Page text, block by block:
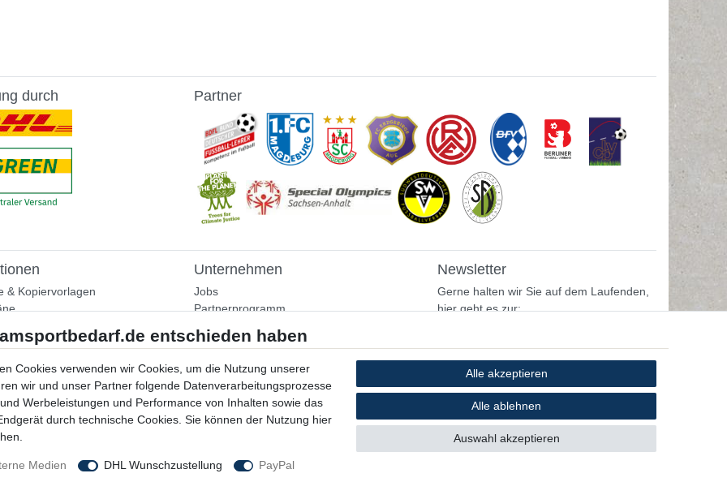
durch Partner
& Kopiervorlagen
Unternehmen
Jobs
Partnerprogramm
Bestellung widerrufen
Datenschutzerklärung
AGB
Impressum
Newsletter
Gerne halten wir Sie auf dem Laufenden,
hier geht es zur:
Cookies verwenden wir Cookies, um die Nutzung unserer
wir und unser Partner folgende Datenverarbeitungsprozesse
Werbeleistungen und Performance von Inhalten sowie das
durch technische Cookies. Sie können der Nutzung hier
Medien DHL Wunschzustellung PayPal
Alle akzeptieren
Alle ablehnen
Auswahl akzeptieren